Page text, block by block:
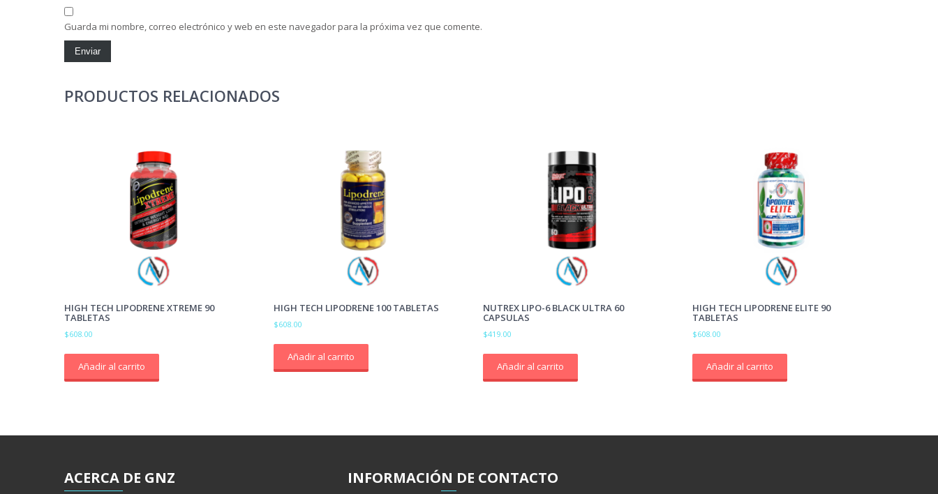
Guarda mi nombre, correo electrónico y web en este navegador para la próxima vez que comente.
PRODUCTOS RELACIONADOS
HIGH TECH LIPODRENE XTREME 90
TABLETAS
$608.00
Añadir al carrito
HIGH TECH LIPODRENE 100 TABLETAS
$608.00
Añadir al carrito
NUTREX LIPO-6 BLACK ULTRA 60
CAPSULAS
$419.00
Añadir al carrito
HIGH TECH LIPODRENE ELITE 90
TABLETAS
$608.00
Añadir al carrito
ACERCA DE GNZ INFORMACIÓN DE CONTACTO